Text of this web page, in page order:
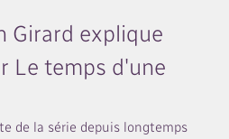
Girard explique
Le temps d'une
de la série depuis longtemps